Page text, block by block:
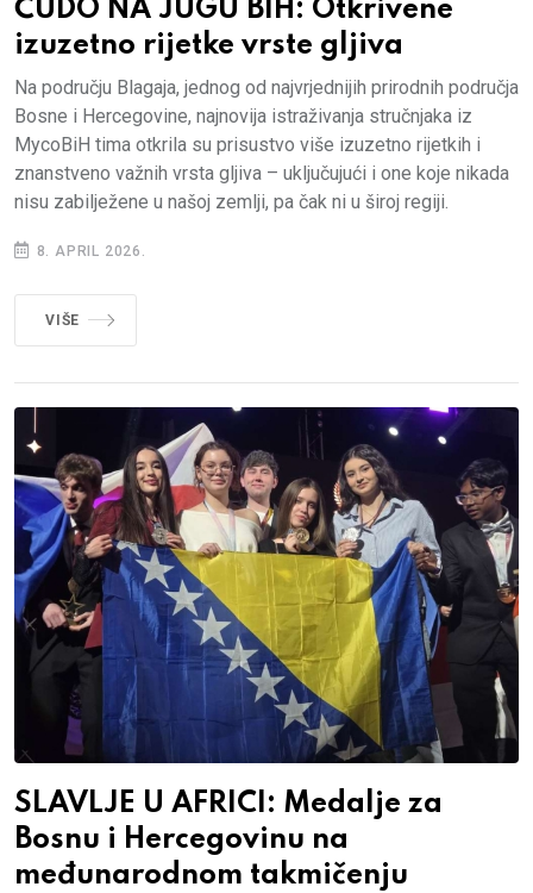
ČUDO NA JUGU BIH: Otkrivene
izuzetno rijetke vrste gljiva
Na području Blagaja, jednog od najvrjednijih prirodnih područja
Bosne i Hercegovine, najnovija istraživanja stručnjaka iz
MycoBiH tima otkrila su prisustvo više izuzetno rijetkih i
znanstveno važnih vrsta gljiva – uključujući i one koje nikada
nisu zabilježene u našoj zemlji, pa čak ni u široj regiji.
8. APRIL 2026.
VIŠE
SLAVLJE U AFRICI: Medalje za
Bosnu i Hercegovinu na
međunarodnom takmičenju